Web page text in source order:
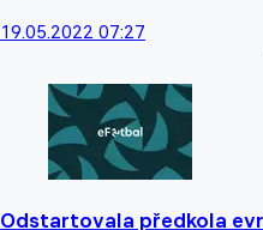
19.05.2022 07:27
Odstartovala předkola